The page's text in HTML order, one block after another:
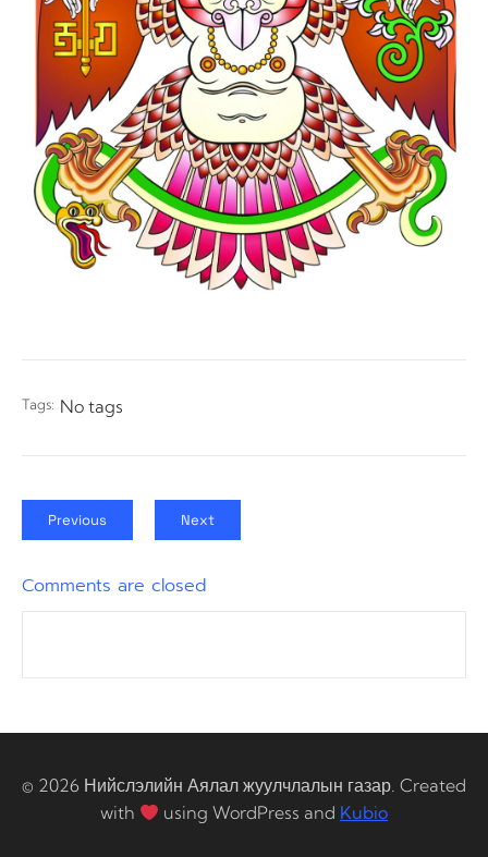
Tags: No tags
Previous Next
Comments are closed
© 2026 Нийслэлийн Аялал жуулчлалын газар. Created
with
using WordPress and Kubio